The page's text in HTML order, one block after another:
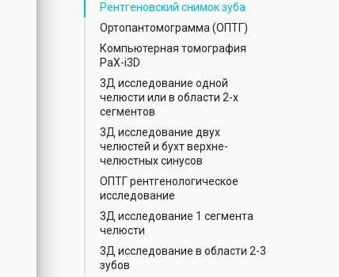
Рентгеновский снимок зуба
Ортопантомограмма (ОПТГ)
Компьютерная томография
PaX-i3D
3Д исследование одной
челюсти или в области 2-х
сегментов
3Д исследование двух
челюстей и бухт верхне-
челюстных синусов
ОПТГ рентгенологическое
исследование
3Д исследование 1 сегмента
челюсти
3Д исследование в области 2-3
зубов